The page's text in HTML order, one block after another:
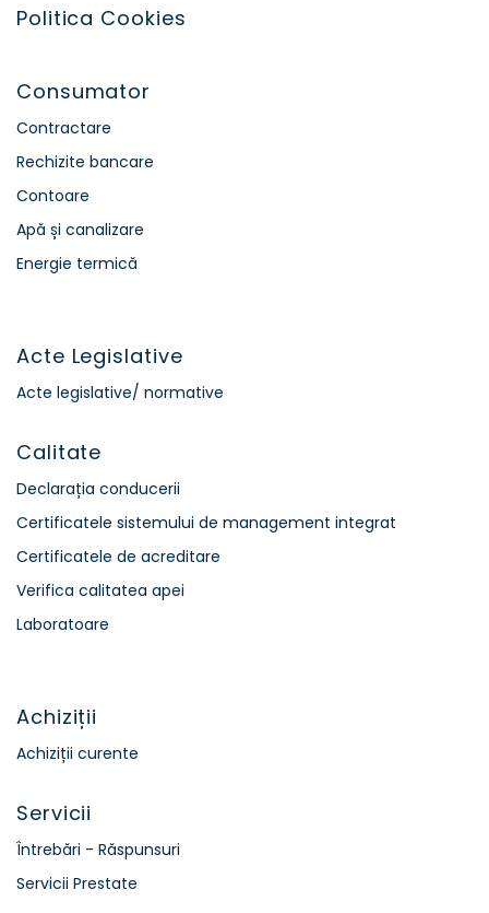
Politica Cookies
Consumator
Contractare
Rechizite bancare
Contoare
Apă și canalizare
Energie termică
Acte Legislative
Acte legislative/ normative
Calitate
Declarația conducerii
Certificatele sistemului de management integrat
Certificatele de acreditare
Verifica calitatea apei
Laboratoare
Achiziții
Achiziții curente
Servicii
Întrebări - Răspunsuri
Servicii Prestate